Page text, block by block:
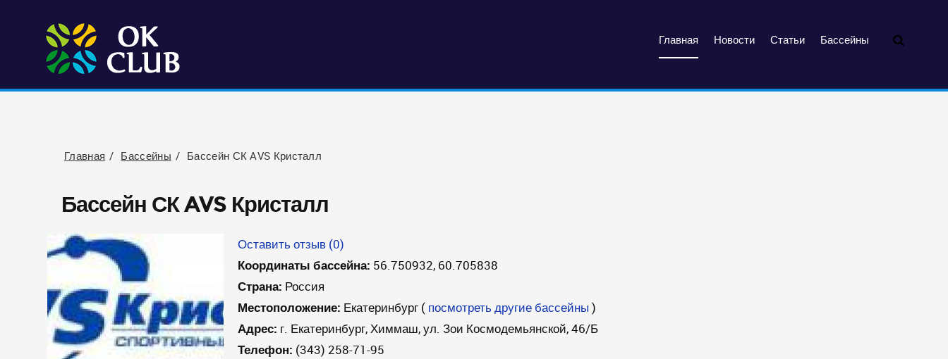
Главная Новости Статьи Бассейны
Главная Бассейны Бассейн СК AVS Кристалл
Бассейн СК AVS Кристалл
Оставить отзыв (0)
Координаты бассейна: 56.750932, 60.705838
Страна: Россия
Местоположение: Екатеринбург ( посмотреть другие бассейны )
Адрес: г. Екатеринбург, Химмаш, ул. Зои Космодемьянской, 46/Б
Телефон: (343) 258-71-95